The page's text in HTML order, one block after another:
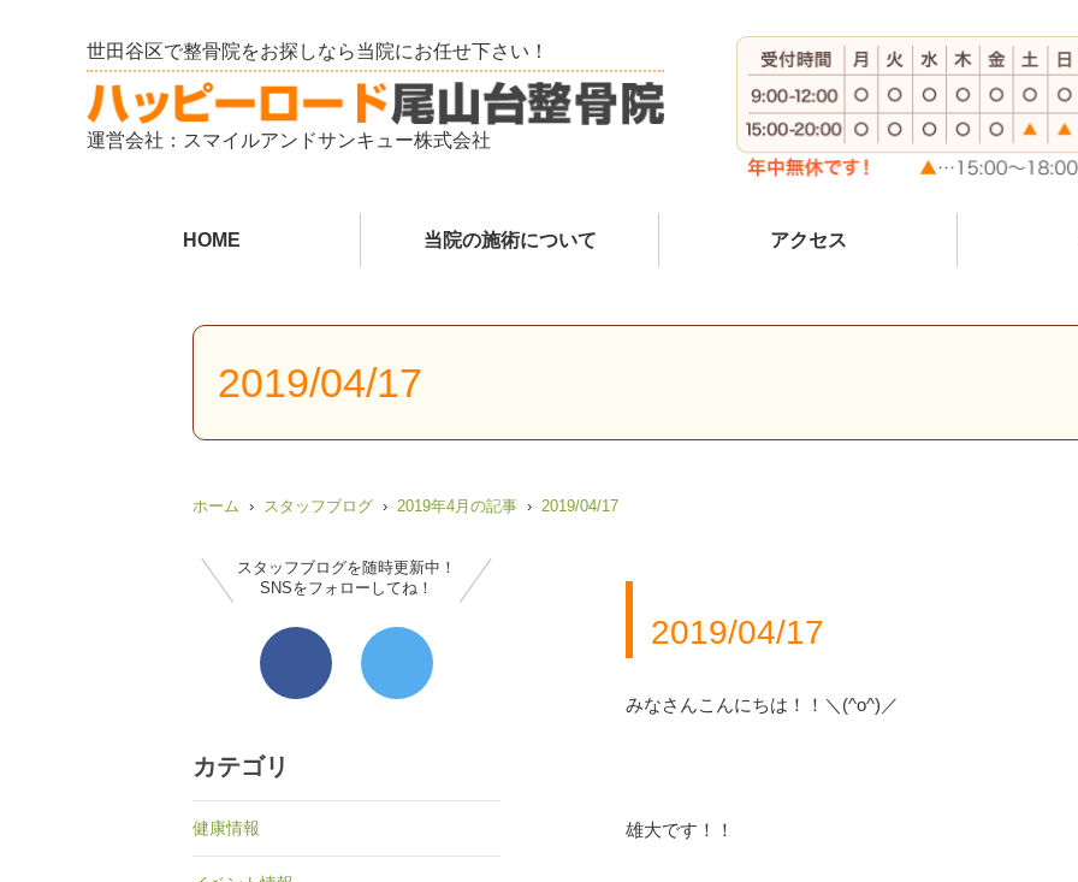
世田谷区で整骨院をお探しなら当院にお任せ下さい！
運営会社：スマイルアンドサンキュー株式会社
HOME 当院の施術について アクセス
2019/04/17
ホーム スタッフブログ 2019年4月の記事 2019/04/17
2019/04/17
みなさんこんにちは！！＼(^o^)／
雄大です！！
スタッフブログを随時更新中！
SNSをフォローしてね！
カテゴリ
健康情報